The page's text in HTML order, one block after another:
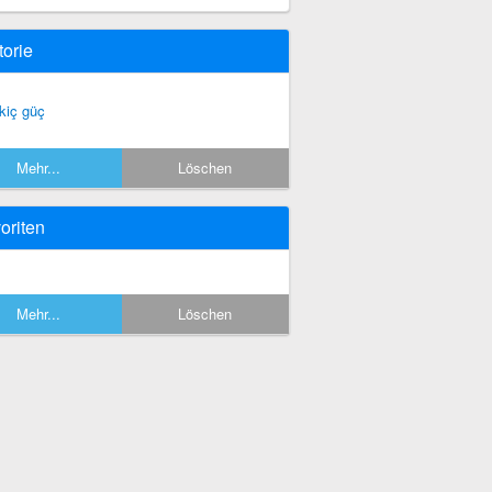
güç
Mehr... Löschen
Mehr... Löschen